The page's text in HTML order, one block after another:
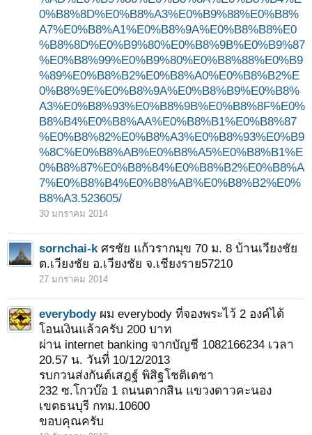
0%B8%8D%E0%B8%A3%E0%B9%88%E0%B8%
A7%E0%B8%A1%E0%B8%9A%E0%B8%B8%E0
%B8%8D%E0%B9%80%E0%B8%9B%E0%B9%87
%E0%B8%99%E0%B9%80%E0%B8%88%E0%B9
%89%E0%B8%B2%E0%B8%A0%E0%B8%B2%E
0%B8%9E%E0%B8%9A%E0%B8%B9%E0%B8%
A3%E0%B8%93%E0%B8%9B%E0%B8%8F%E0%
B8%B4%E0%B8%AA%E0%B8%B1%E0%B8%87
%E0%B8%82%E0%B8%A3%E0%B8%93%E0%B9
%8C%E0%B8%AB%E0%B8%A5%E0%B8%B1%E
0%B8%87%E0%B8%84%E0%B8%B2%E0%B8%A
7%E0%B8%B4%E0%B8%AB%E0%B8%B2%E0%
B8%A3.523605/
30 มกราคม 2014
sornchai-k ศรชัย แก้วรากมุข 70 ม. 8 บ้านเวียงชัย
ต.เวียงชัย อ.เวียงชัย จ.เชียงราย57210
27 มกราคม 2014
everybody ผม everybody ที่จองพระไว้ 2 องค์ได้
โอนเงินแล้วครับ 200 บาท
ผ่าน internet banking จากบัญชี 1082166234 เวลา
20.57 น. วันที่ 10/12/2013
รบกวนส่งกันต์เสฎฐ์ พิสิฐโชติเดชา
232 ซ.โกวบ๊อ 1 ถนนตากสิน แขวงดาวคะนอง
เขตธนบุรี กทม.10600
ขอบคุณครับ